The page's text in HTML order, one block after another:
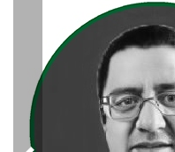
Ago 05, 2026 / 9:15 AM